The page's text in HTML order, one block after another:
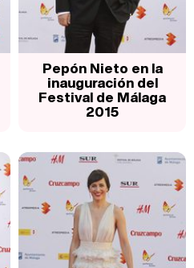
Pepón Nieto en la
inauguración del
Festival de Málaga
2015